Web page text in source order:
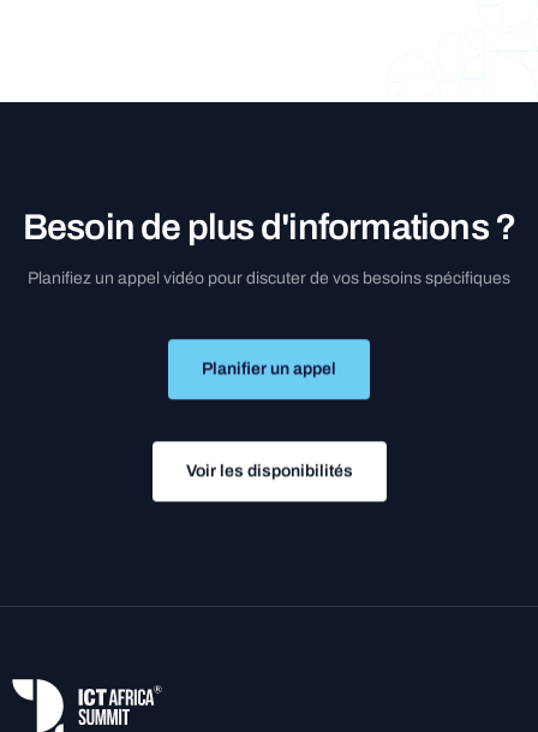
Besoin de plus d'informations ?
Planifiez un appel vidéo pour discuter de vos besoins spécifiques
Planifier un appel
Voir les disponibilités